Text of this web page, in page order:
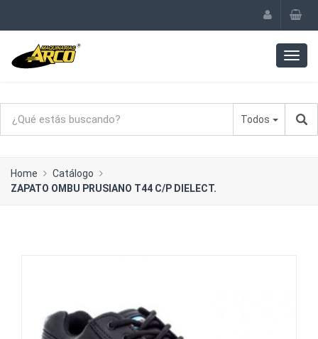
Todos
Home
Catálogo
ZAPATO OMBU PRUSIANO T44 C/P DIELECT.